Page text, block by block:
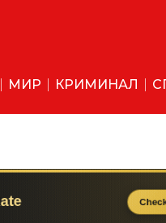
МИР КРИМИНАЛ